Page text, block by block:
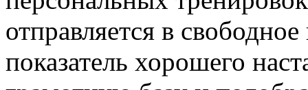
отправляется в
показатель хорошего